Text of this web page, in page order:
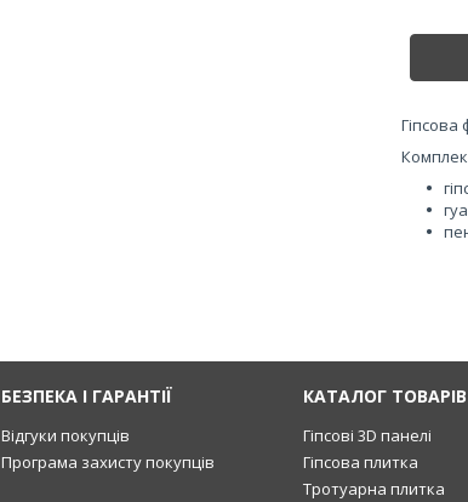
Гіпсова
БЕЗПЕКА І ГАРАНТІЇ
Відгуки покупців
Програма захисту покупців
КАТАЛОГ ТОВАРІВ
Гіпсові 3D панелі
Гіпсова плитка
Тротуарна плитка